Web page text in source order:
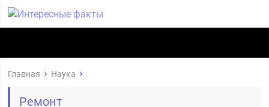
Главная Наука
Ремонт